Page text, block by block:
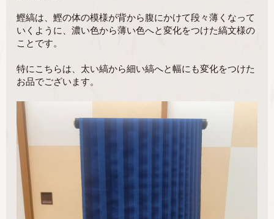
鰹縞は、鰹の体の模様が背から腹にかけて段々薄くなって
いくように、濃い色から薄い色へと変化をつけた縞文様の
ことです。
特にこちらは、太い縞から細い縞へと幅にも変化をつけた
お品でございます。